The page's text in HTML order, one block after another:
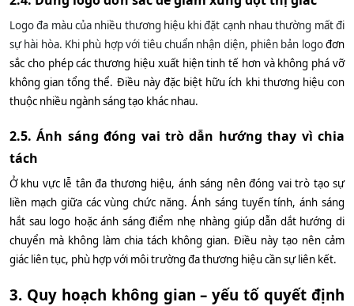
Logo đa màu của nhiều thương hiệu khi đặt cạnh nhau thường mất đi
sự hài hòa. Khi phù hợp với tiêu chuẩn nhận diện, phiên bản logođơn
sắc cho phép các thương hiệu xuất hiện tinh tế hơn và không phá vỡ
không gian tổng thể. Điều này đặc biệt hữu ích khi thương hiệu con
thuộc nhiều ngành sáng tạo khác nhau.
2.5. Ánh sáng đóng vai trò dẫn hướng thay vì chia
tách
Ở khu vực lễ tân đa thương hiệu, ánh sáng nên đóng vai trò tạo sự
liền mạch giữa các vùng chức năng. Ánh sáng tuyến tính, ánh sáng
hắt sau logo hoặc ánh sáng điểm nhẹ nhàng giúp dẫn dắt hướng di
chuyển mà không làm chia tách không gian. Điều này tạo nên cảm
giác liên tục, phù hợp với môi trường đa thương hiệu cần sự liên kết.
3. Quy hoạch không gian – yếu tố quyết định